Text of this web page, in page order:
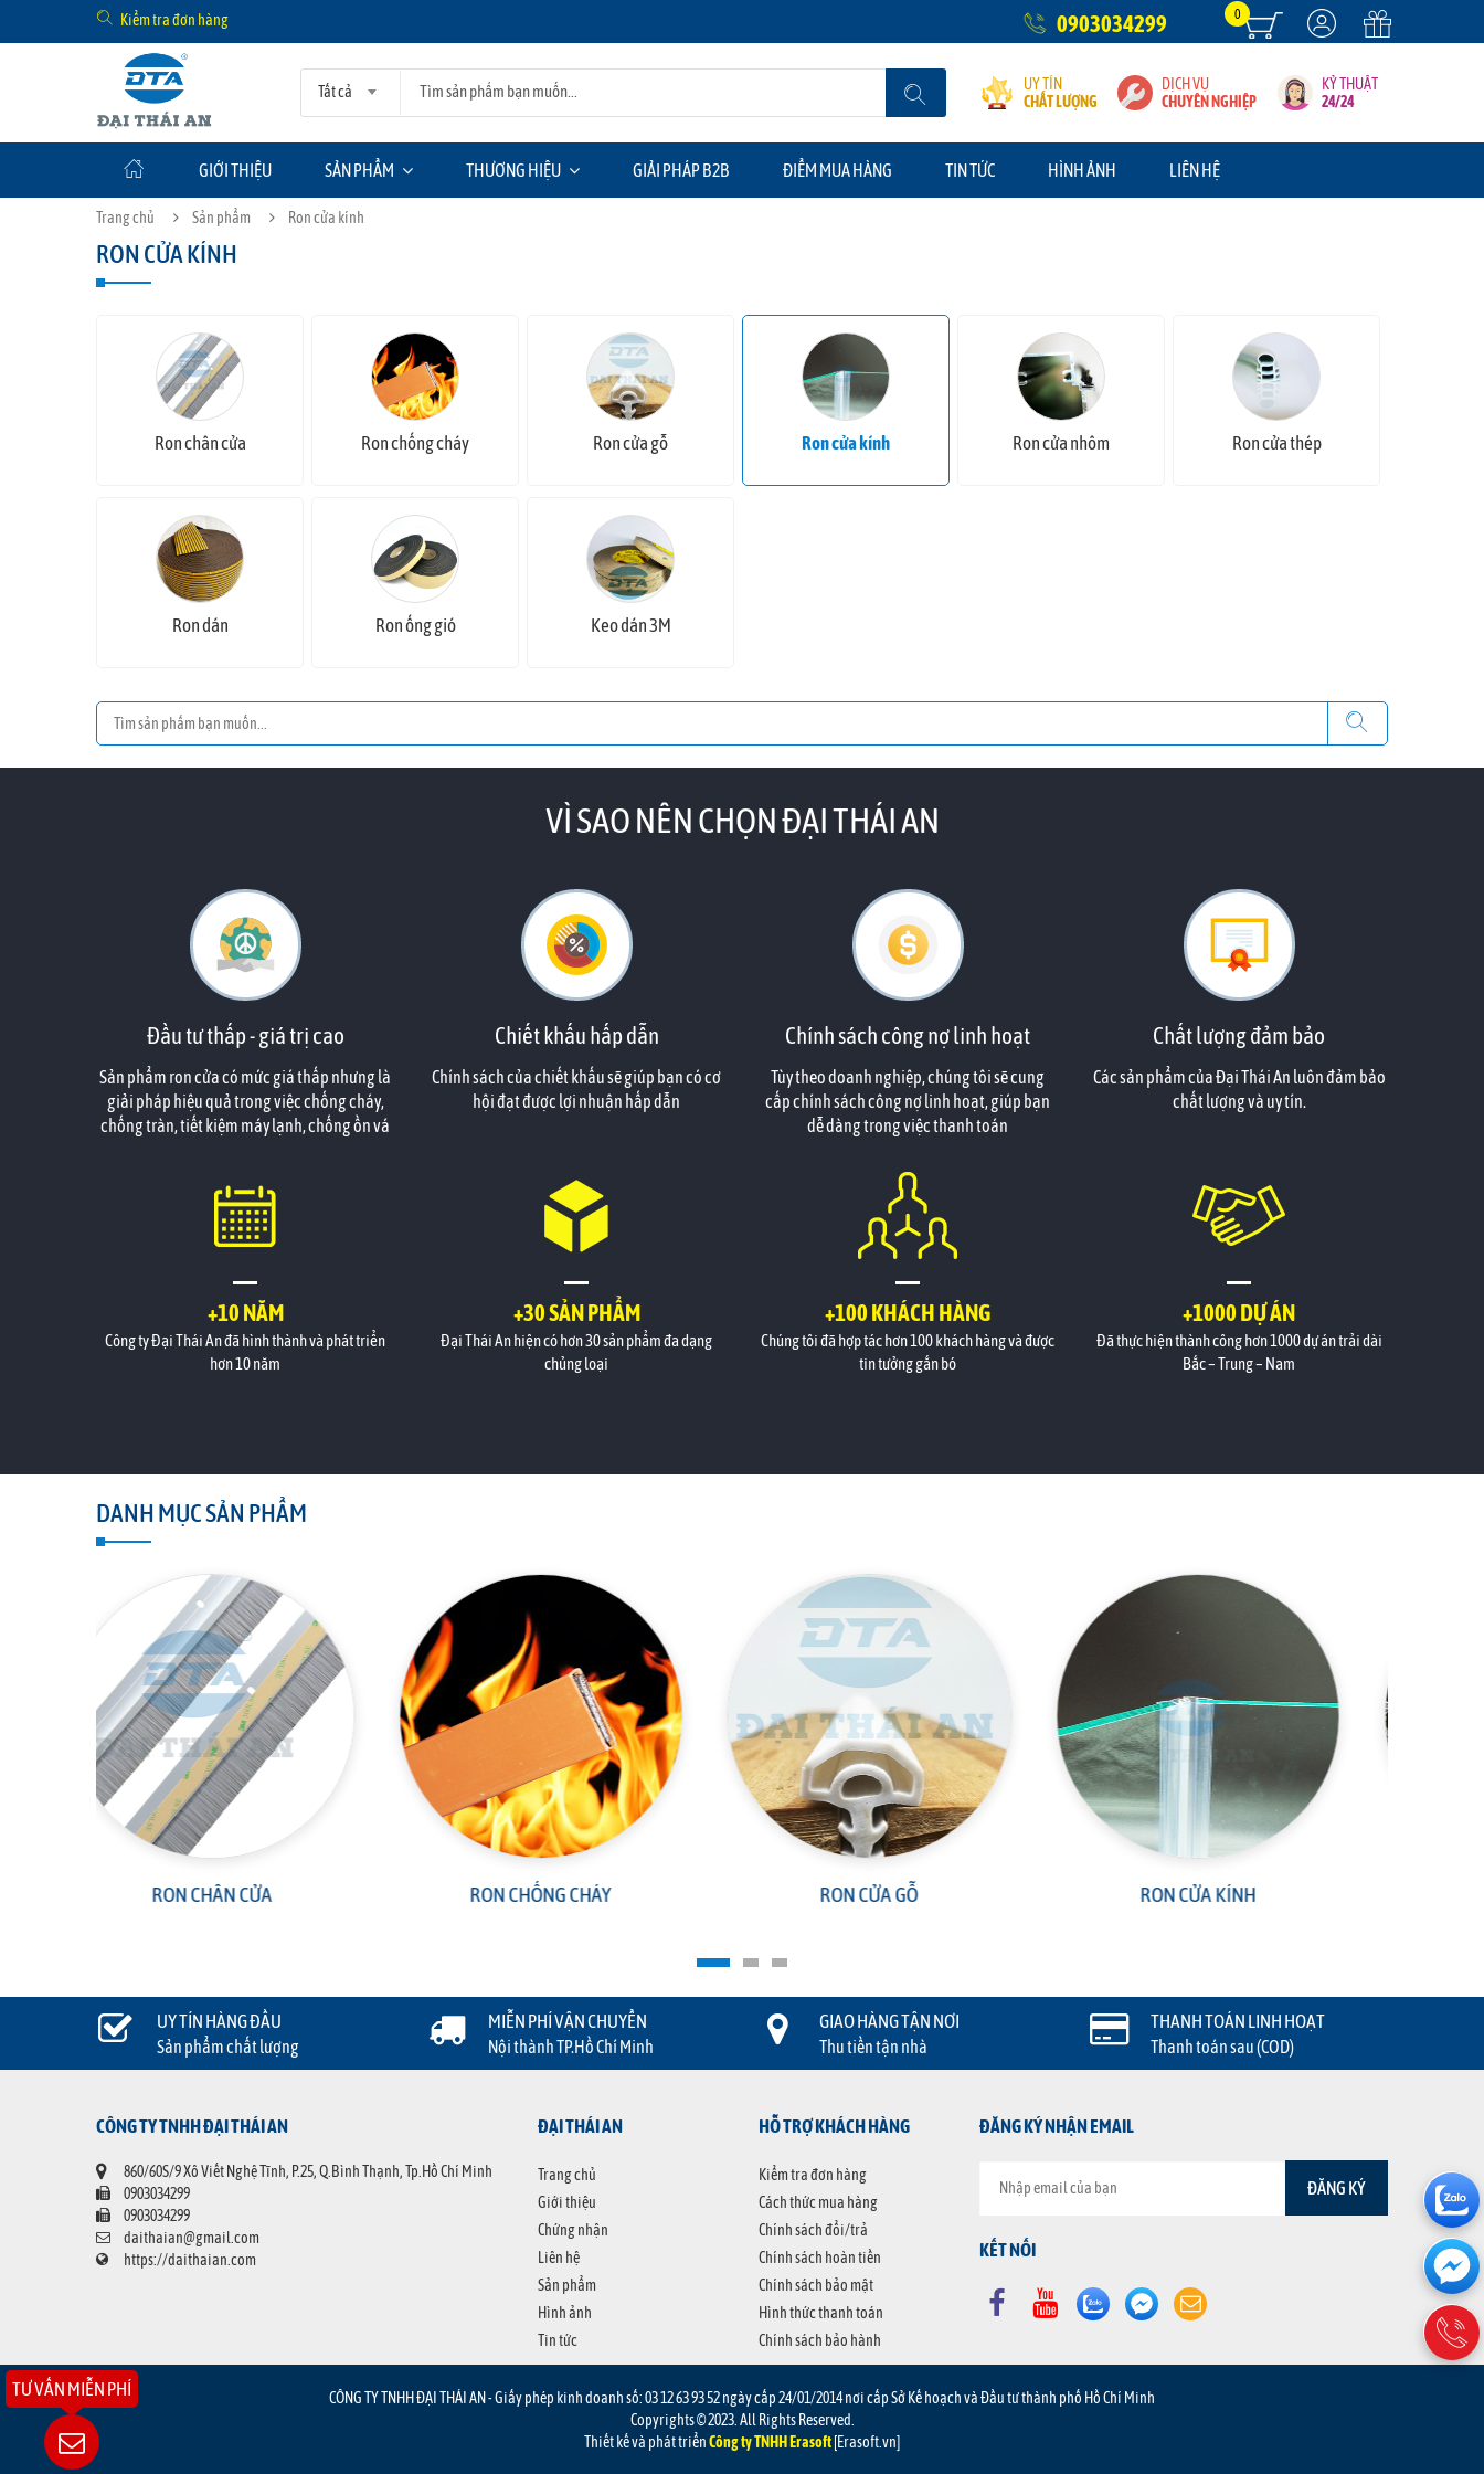
Kiểm tra đơn hàng 0903034299 0
Tất cả
UY TÍN
CHẤT LƯỢNG
DỊCH VỤ
CHUYÊN NGHIỆP
KỶ THUẬT
24/24
GIỚI THIỆU SẢN PHẨM THƯƠNG HIỆU GIẢI PHÁP B2B ĐIỂM MUA HÀNG TIN TỨC HÌNH ẢNH LIÊN HỆ
Trang chủ Sản phẩm Ron cửa kính
RON CỬA KÍNH
Ron chân cửa Ron chống cháy Ron cửa gỗ Ron cửa kính Ron cửa nhôm Ron cửa thép
Ron dán Ron ống gió Keo dán 3M
VÌ SAO NÊN CHỌN ĐẠI THÁI AN
Đầu tư thấp - giá trị cao
Sản phẩm ron cửa có mức giá thấp nhưng là
giải pháp hiệu quả trong việc chống cháy,
chống tràn, tiết kiệm máy lạnh, chống ồn vá
họ đã được bạn tính toán đến công năng phù
hợp.
Chiết khấu hấp dẫn
Chính sách của chiết khấu sẽ giúp bạn có cơ
hội đạt được lợi nhuận hấp dẫn
Chính sách công nợ linh hoạt
Tùy theo doanh nghiệp, chúng tôi sẽ cung
cấp chính sách công nợ linh hoạt, giúp bạn
dễ dàng trong việc thanh toán
Chất lượng đảm bảo
Các sản phẩm của Đại Thái An luôn đảm bảo
chất lượng và uy tín.
+10 NĂM
Công ty Đại Thái An đã hình thành và phát triển
hơn 10 năm
+30 SẢN PHẨM
Đại Thái An hiện có hơn 30 sản phẩm đa dạng
chủng loại
+100 KHÁCH HÀNG
Chúng tôi đã hợp tác hơn 100 khách hàng và được
tin tưởng gắn bó
+1000 DỰ ÁN
Đã thực hiện thành công hơn 1000 dự án trải dài
Bắc – Trung – Nam
DANH MỤC SẢN PHẨM
RON CHỐNG CHÁY RON CỬA GỖ RON CỬA KÍNH RON CỬA NHÔM
UY TÍN HÀNG ĐẦU
Sản phẩm chất lượng
MIỄN PHÍ VẬN CHUYỂN
Nội thành TP.Hồ Chí Minh
GIAO HÀNG TẬN NƠI
Thu tiền tận nhà
THANH TOÁN LINH HOẠT
Thanh toán sau (COD)
CÔNG TY TNHH ĐẠI THÁI AN
860/60S/9 Xô Viết Nghệ Tĩnh, P.25, Q.Bình Thạnh, Tp.Hồ Chí Minh
0903034299
0903034299
daithaian@gmail.com
https://daithaian.com
ĐẠI THÁI AN
Trang chủ
Giới thiệu
Chứng nhận
Liên hệ
Sản phẩm
Hình ảnh
Tin tức
HỖ TRỢ KHÁCH HÀNG
Kiểm tra đơn hàng
Cách thức mua hàng
Chính sách đổi/trả
Chính sách hoàn tiền
Chính sách bảo mật
Hình thức thanh toán
Chính sách bảo hành
ĐĂNG KÝ NHẬN EMAIL
KẾT NỐI
CÔNG TY TNHH ĐẠI THÁI AN - Giấy phép kinh doanh số: 03 12 63 93 52 ngày cấp 24/01/2014 nơi cấp Sở Kế hoạch và Đầu tư thành phố Hồ Chí Minh
Copyrights © 2023. All Rights Reserved.
Thiết kế và phát triểnCông ty TNHH Erasoft[Erasoft.vn]
TƯ VẤN MIỄN PHÍ